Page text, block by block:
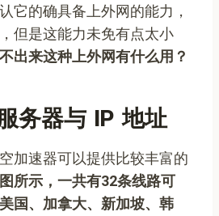
它的确具备上外网的能力，
但是这能力未免有点太小
出来这种上外网有什么用？
务器与 IP 地址
加速器可以提供比较丰富的
所示，一共有32条线路可
国、加拿大、新加坡、韩